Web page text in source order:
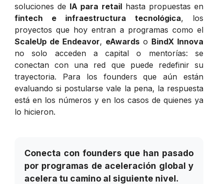
soluciones de IA para retailhasta propuestas en
fintech e infraestructura tecnológica, los
proyectos que hoy entran a programas como el
ScaleUp de Endeavor, eAwards o BindX Innova
no solo acceden a capital o mentorías: se
conectan con una red que puede redefinir su
trayectoria. Para los founders que aún están
evaluando si postularse vale la pena, la respuesta
está en los números y en los casos de quienes ya
lo hicieron.
Conecta con founders que han pasado
por programas de aceleración global y
acelera tu camino al siguiente nivel.